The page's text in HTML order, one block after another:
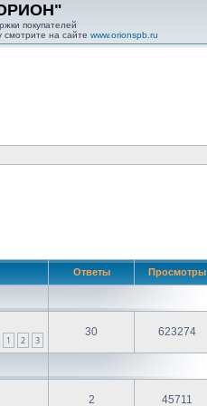
покупателей
смотрите на сайте www.orionspb.ru
Ответы Просмотры
1 2 3
30 623274
2 45711